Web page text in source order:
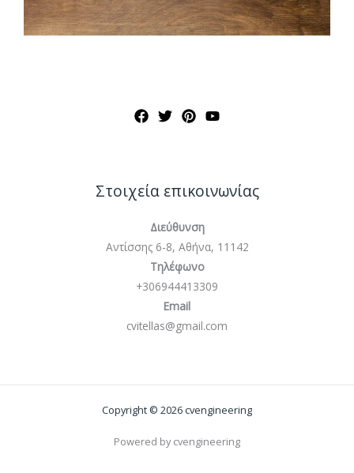
Στοιχεία επικοινωνίας
Διεύθυνση
Αντίσσης 6-8, Αθήνα, 11142
Τηλέφωνο
+306944413309
Email
cvitellas@gmail.com
Copyright © 2026 cvengineering
Powered by cvengineering